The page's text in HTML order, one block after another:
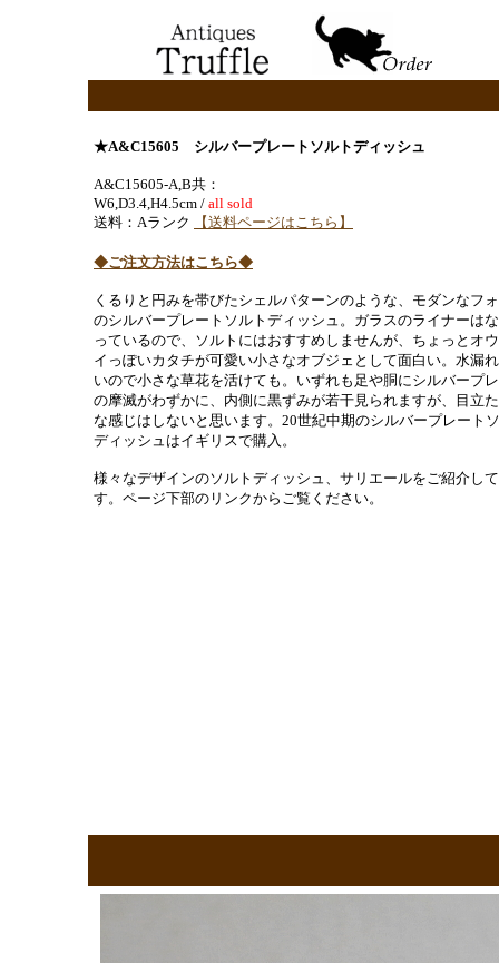
★A&C15605 シルバープレートソルトディッシュ
A&C15605-A,B共：
W6,D3.4,H4.5cm / all sold
送料：Aランク
【送料ページはこちら】
◆ご注文方法はこちら◆
くるりと円みを帯びたシェルパターンのような、モダンなフ
のシルバープレートソルトディッシュ。ガラスのライナーは
っているので、ソルトにはおすすめしませんが、ちょっとオ
イっぽいカタチが可愛い小さなオブジェとして面白い。水漏
いので小さな草花を活けても。いずれも足や胴にシルバープ
の摩滅がわずかに、内側に黒ずみが若干見られますが、目立
な感じはしないと思います。20世紀中期のシルバープレート
ディッシュはイギリスで購入。
様々なデザインのソルトディッシュ、サリエールをご紹介し
す。ページ下部のリンクからご覧ください。